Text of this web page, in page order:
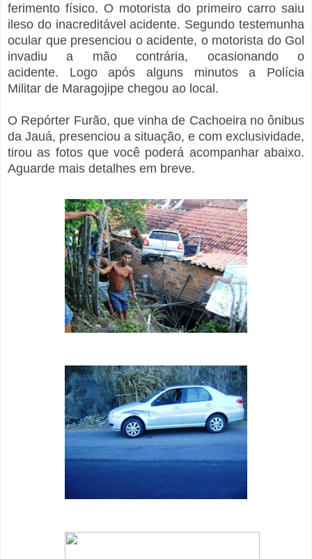
ferimento físico. O motorista do primeiro carro saiu
ileso do inacreditável acidente. Segundo testemunha
ocular que presenciou o acidente, o motorista do Gol
invadiu a mão contrária, ocasionando o
acidente. Logo após alguns minutos a Polícia
Militar de Maragojipe chegou ao local.
O Repórter Furão, que vinha de Cachoeira no ônibus
da Jauá, presenciou a situação, e com exclusividade,
tirou as fotos que você poderá acompanhar abaixo.
Aguarde mais detalhes em breve.